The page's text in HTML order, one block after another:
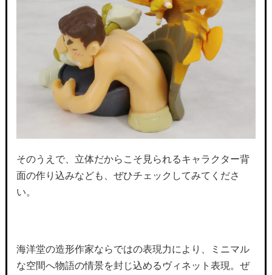
そのうえで、立体だからこそ見られるキャラクター背
面の作り込みなども、ぜひチェックしてみてくださ
い。
海洋堂の造形作家ならではの表現力により、ミニマル
な空間へ物語の情景を封じ込めるヴィネット表現。ぜ